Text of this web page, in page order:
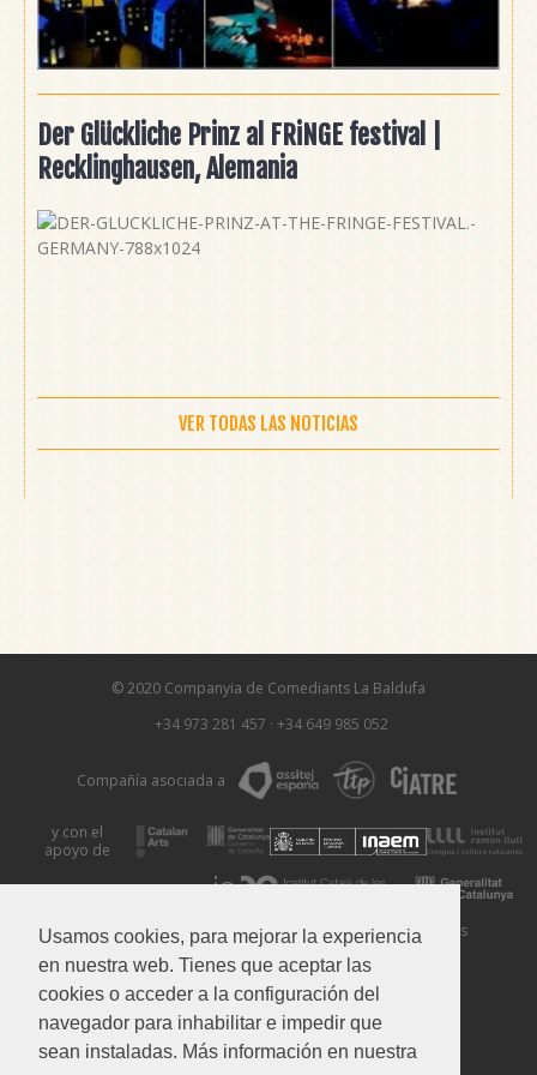
Usamos cookies, para mejorar la experiencia
en nuestra web. Tienes que aceptar las
cookies o acceder a la configuración del
navegador para inhabilitar e impedir que
sean instaladas. Más información en nuestra
Der Glückliche Prinz al FRiNGE festival |
Recklinghausen, Alemania
VER TODAS LAS NOTICIAS
© 2020 Companyia de Comediants La Baldufa
+34 973 281 457 · +34 649 985 052
Compañía asociada a
y con el
apoyo de
Aviso Legal Política de Privacidad Política de Cookies